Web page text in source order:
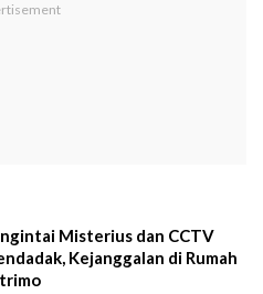
Misterius dan CCTV
Kejanggalan di Rumah